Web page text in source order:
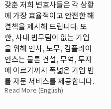
갖춘 저희 변호사들은 각 상황
에 가장 효율적이고 안전한 해
결책을 제시해 드립니다. 또
한, 사내 법무팀이 없는 기업
을 위해 인사, 노무, 컴플라이
언스는 물론 건설, 무역, 투자
에 이르기까지 폭넓은 기업 법
률 자문 서비스를 제공합니다.
Read More (English)